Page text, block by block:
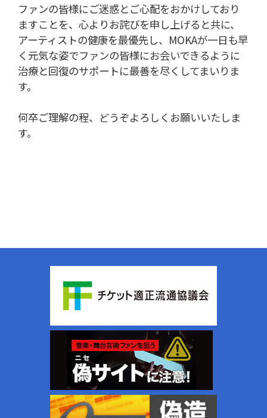
ファンの皆様にご迷惑とご心配をおかけしており
ますことを、心よりお詫びを申し上げると共に、
アーティストの健康を最優先し、MOKAが一日も早
く元気な姿でファンの皆様にお会いできるように
治療と回復のサポートに最善を尽くしてまいりま
す。
何卒ご理解の程、どうぞよろしくお願いいたしま
す。